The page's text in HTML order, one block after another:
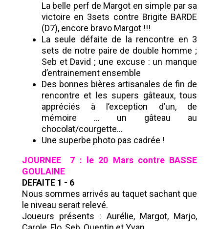
La belle perf de Margot en simple par sa
victoire en 3sets contre Brigite BARDE
(D7), encore bravo Margot !!!
La seule défaite de la rencontre en 3
sets de notre paire de double homme ;
Seb et David ; une excuse : un manque
d’entrainement ensemble
Des bonnes bières artisanales de fin de
rencontre et les supers gâteaux, tous
appréciés à l’exception d’un, de
mémoire … un gâteau au
chocolat/courgette…
Une superbe photo pas cadrée !
JOURNEE 7 : le 20 Mars contre BASSE
GOULAINE
DEFAITE 1 - 6
Nous sommes arrivés au taquet sachant que
le niveau serait relevé.
Joueurs présents : Aurélie, Margot, Marjo,